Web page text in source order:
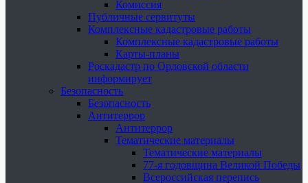
Комиссия
Публичные сервитуты
Комплексные кадастровые работы
Комплексные кадастровые работы
Карты-планы
Роскадастр по Орловской области
информирует
Безопасность
Безопасность
Антитеррор
Антитеррор
Тематические материалы
Тематические материалы
77-я годовщина Великой Победы
Всероссийская перепись